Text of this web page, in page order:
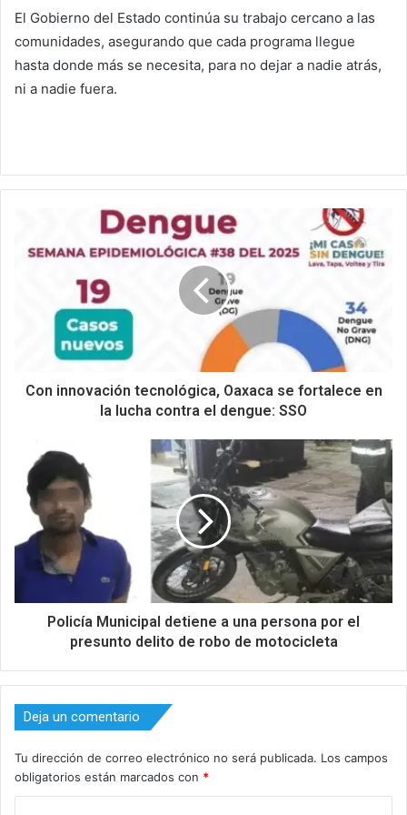
El Gobierno del Estado continúa su trabajo cercano a las
comunidades, asegurando que cada programa llegue
hasta donde más se necesita, para no dejar a nadie atrás,
ni a nadie fuera.
Con innovación tecnológica, Oaxaca se fortalece en
la lucha contra el dengue: SSO
Policía Municipal detiene a una persona por el
presunto delito de robo de motocicleta
Deja un comentario
Tu dirección de correo electrónico no será publicada. Los campos
obligatorios están marcados con *